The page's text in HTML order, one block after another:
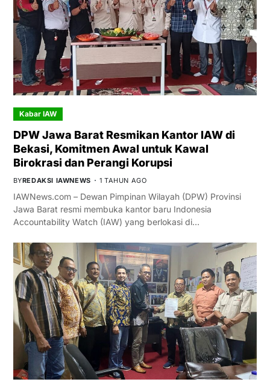
Kabar IAW
DPW Jawa Barat Resmikan Kantor IAW di
Bekasi, Komitmen Awal untuk Kawal
Birokrasi dan Perangi Korupsi
BYREDAKSI IAWNEWS 1 TAHUN AGO
IAWNews.com – Dewan Pimpinan Wilayah (DPW) Provinsi
Jawa Barat resmi membuka kantor baru Indonesia
Accountability Watch (IAW) yang berlokasi di…